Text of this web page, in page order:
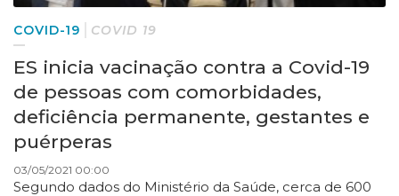
COVID-19 COVID 19
ES inicia vacinação contra a Covid-19
de pessoas com comorbidades,
deficiência permanente, gestantes e
puérperas
03/05/2021 00:00
Segundo dados do Ministério da Saúde, cerca de 600